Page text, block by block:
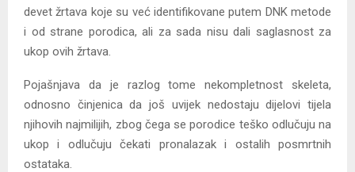
devet žrtava koje su već identifikovane putem DNK metode
i od strane porodica, ali za sada nisu dali saglasnost za
ukop ovih žrtava.
Pojašnjava da je razlog tome nekompletnost skeleta,
odnosno činjenica da još uvijek nedostaju dijelovi tijela
njihovih najmilijih, zbog čega se porodice teško odlučuju na
ukop i odlučuju čekati pronalazak i ostalih posmrtnih
ostataka.